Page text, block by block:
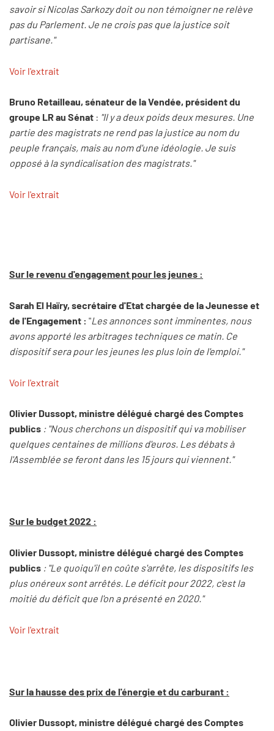
savoir si Nicolas Sarkozy doit ou non témoigner ne relève
pas du Parlement. Je ne crois pas que la justice soit
partisane."
Voir l'extrait
Bruno Retailleau, sénateur de la Vendée, président du
groupe LR au Sénat : "Il y a deux poids deux mesures. Une
partie des magistrats ne rend pas la justice au nom du
peuple français, mais au nom d'une idéologie. Je suis
opposé à la syndicalisation des magistrats."
Voir l'extrait
Sur le revenu d'engagement pour les jeunes :
Sarah El Haïry, secrétaire d'Etat chargée de la Jeunesse et
de l'Engagement : "Les annonces sont imminentes, nous
avons apporté les arbitrages techniques ce matin. Ce
dispositif sera pour les jeunes les plus loin de l'emploi."
Voir l'extrait
Olivier Dussopt, ministre délégué chargé des Comptes
publics : "Nous cherchons un dispositif qui va mobiliser
quelques centaines de millions d'euros. Les débats à
l'Assemblée se feront dans les 15 jours qui viennent."
Sur le budget 2022 :
Olivier Dussopt, ministre délégué chargé des Comptes
publics : "Le quoiqu'il en coûte s'arrête, les dispositifs les
plus onéreux sont arrêtés. Le déficit pour 2022, c'est la
moitié du déficit que l'on a présenté en 2020."
Voir l'extrait
Sur la hausse des prix de l'énergie et du carburant :
Olivier Dussopt, ministre délégué chargé des Comptes